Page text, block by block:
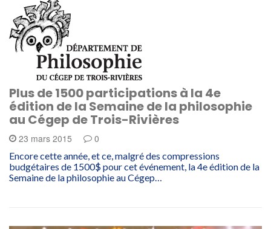
Plus de 1500 participations à la 4e
édition de la Semaine de la philosophie
au Cégep de Trois-Rivières
23 mars 2015 0
Encore cette année, et ce, malgré des compressions
budgétaires de 1500$ pour cet événement, la 4e édition de la
Semaine de la philosophie au Cégep…